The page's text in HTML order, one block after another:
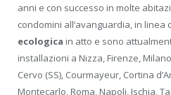
anni e con successo in molte
condomini all’avanguardia, in linea
ecologica in atto e sono
installazioni a Nizza, Firenze,
Cervo (SS), Courmayeur, Cortina
Montecarlo, Roma, Napoli, Ischia,